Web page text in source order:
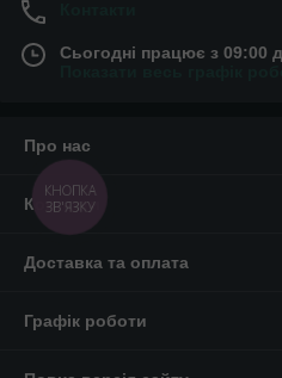
Сьогодні працює з 09:00
Про нас
Контакти
Доставка та оплата
Графік роботи
КНОПКА
ЗВ'ЯЗКУ